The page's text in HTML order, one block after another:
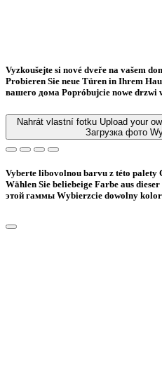
Vyzkoušejte si nové dveře na vašem
Probieren Sie neue Türen in Ihrem
вашего дома Popróbujcie nowe drzwi
Nahrát vlastní fotku Upload your
Загрузка фото
Vyberte libovolnou barvu z této palety
Wählen Sie beliebeige Farbe aus dieser
этой гаммы Wybierzcie dowolny